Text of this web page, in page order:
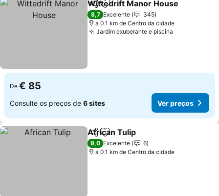
PartilharAdicionar aos favoritos
Wittedrift Manor House
8,7 Excelente
345
a 0.1 km de Centro da cidade
Jardim exuberante e piscina
De € 85
Consulte os preços de 6 sites Ver preços
PartilharAdicionar aos favoritos
African Tulip
9,0 Excelente
6
a 0.1 km de Centro da cidade